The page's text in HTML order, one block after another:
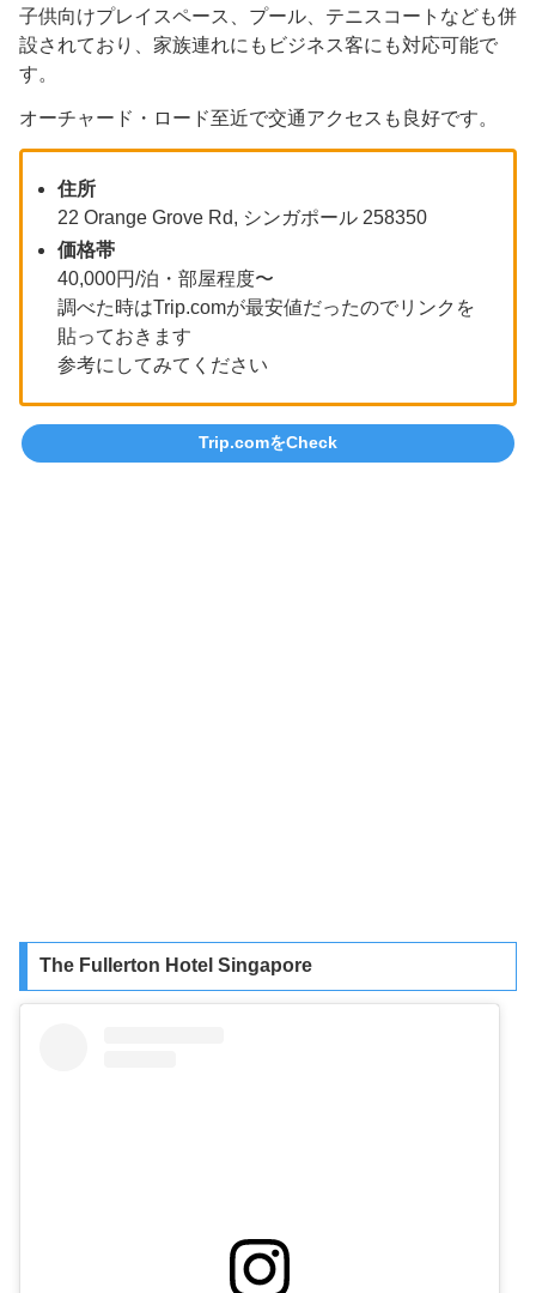
子供向けプレイスペース、プール、テニスコートなども併
設されており、家族連れにもビジネス客にも対応可能で
す。
オーチャード・ロード至近で交通アクセスも良好です。
住所
22 Orange Grove Rd, シンガポール 258350
価格帯
40,000円/泊・部屋程度〜
調べた時はTrip.comが最安値だったのでリンクを
貼っておきます
参考にしてみてください
Trip.comをCheck
The Fullerton Hotel Singapore